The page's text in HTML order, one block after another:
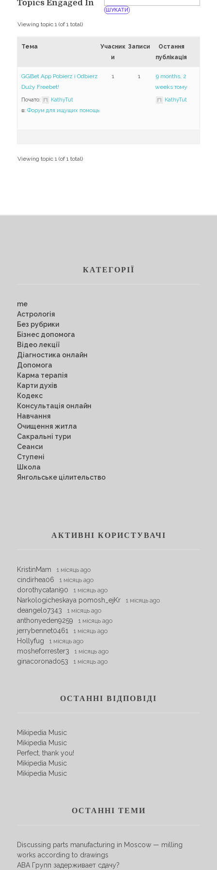
Навчання
Карти Духів
Topics Engaged In
Viewing topic 1 (of 1 total)
Тема
Учасник
и
Записи
Остання
публікація
GGBet App Pobierz i Odbierz
Duży Freebet!
Почато:
KathyTut
в: Форум для ищущих помощь
1 1
9 months, 2
weeks тому
KathyTut
Viewing topic 1 (of 1 total)
КАТЕГОРІЇ
me
Астрологія
Без рубрики
Бізнес допомога
Відео лекції
Діагностика онлайн
Допомога
Карма терапія
Карти духів
Кодекс
Консультація онлайн
Навчання
Очищення житла
Сакральні тури
Сеанси
Ступені
Школа
Янгольське цілительство
АКТИВНІ КОРИСТУВАЧІ
KristinMam 1 місяць ago
cindirhea06 1 місяць ago
dorothycatani90 1 місяць ago
Narkologicheskaya pomosh_ejKr 1 місяць ago
deangelo7343 1 місяць ago
anthonyeden9259 1 місяць ago
jerrybennet0461 1 місяць ago
Hollyfug 1 місяць ago
mosheforrester3 1 місяць ago
ginacoronado53 1 місяць ago
ОСТАННІ ВІДПОВІДІ
Mikipedia Music
Mikipedia Music
Perfect, thank you!
Mikipedia Music
Mikipedia Music
ОСТАННІ ТЕМИ
Discussing parts manufacturing in Moscow — milling
works according to drawings
АВА Групп задерживает сдачу?